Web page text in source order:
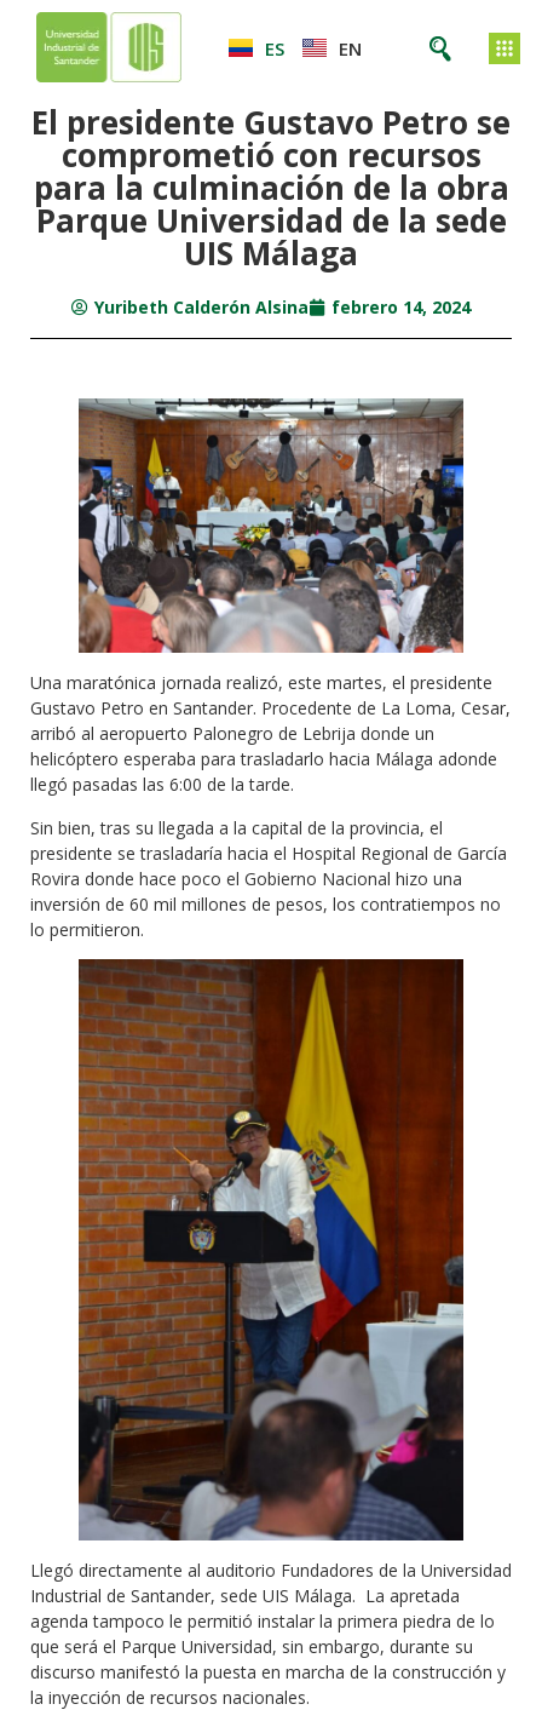
ES EN
El presidente Gustavo Petro se
comprometió con recursos
para la culminación de la obra
Parque Universidad de la sede
UIS Málaga
Yuribeth Calderón Alsina febrero 14, 2024
Una maratónica jornada realizó, este martes, el presidente
Gustavo Petro en Santander. Procedente de La Loma, Cesar,
arribó al aeropuerto Palonegro de Lebrija donde un
helicóptero esperaba para trasladarlo hacia Málaga adonde
llegó pasadas las 6:00 de la tarde.
Sin bien, tras su llegada a la capital de la provincia, el
presidente se trasladaría hacia el Hospital Regional de García
Rovira donde hace poco el Gobierno Nacional hizo una
inversión de 60 mil millones de pesos, los contratiempos no
lo permitieron.
Llegó directamente al auditorio Fundadores de la Universidad
Industrial de Santander, sede UIS Málaga. La apretada
agenda tampoco le permitió instalar la primera piedra de lo
que será el Parque Universidad, sin embargo, durante su
discurso manifestó la puesta en marcha de la construcción y
la inyección de recursos nacionales.